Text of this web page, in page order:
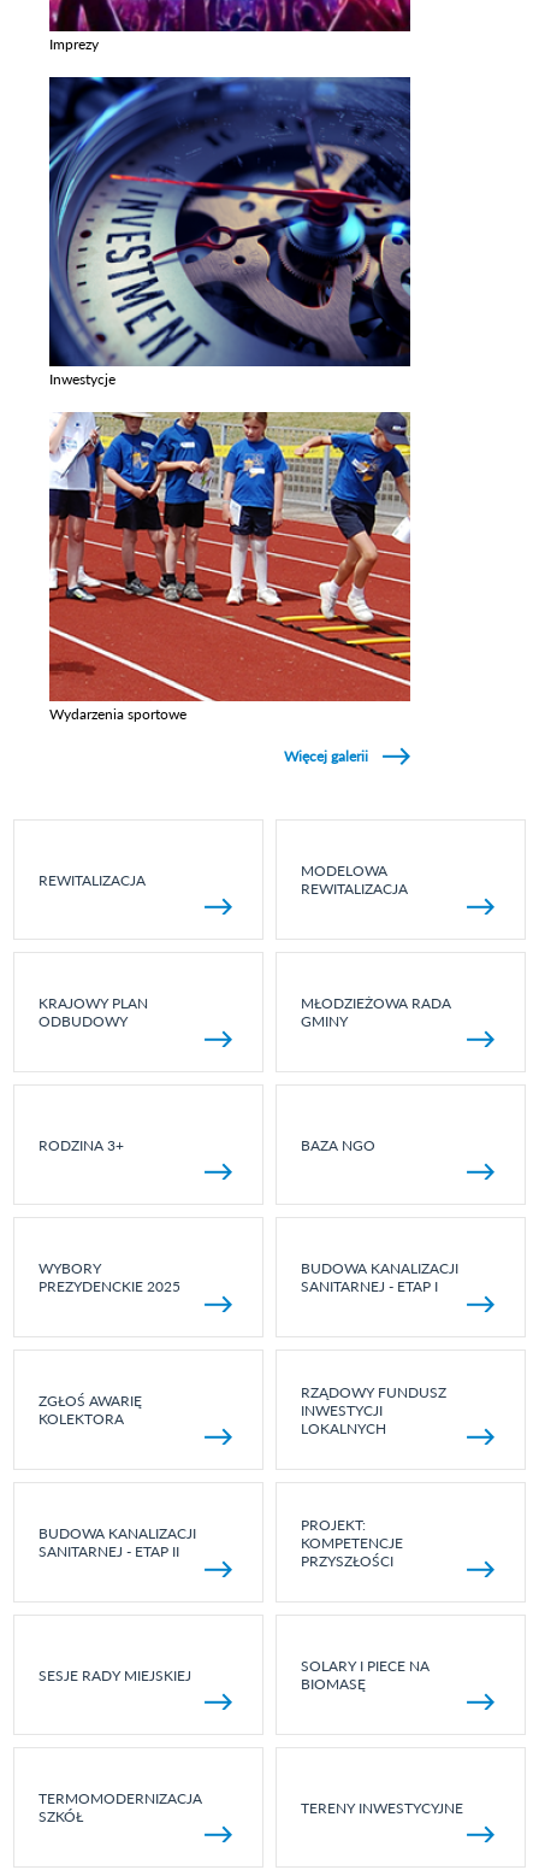
Imprezy
Inwestycje
Wydarzenia sportowe
Więcej galerii
REWITALIZACJA
MODELOWA
REWITALIZACJA
KRAJOWY PLAN
ODBUDOWY
MŁODZIEŻOWA RADA
GMINY
RODZINA 3+ BAZA NGO
WYBORY
PREZYDENCKIE 2025
BUDOWA KANALIZACJI
SANITARNEJ - ETAP I
ZGŁOŚ AWARIĘ
KOLEKTORA
RZĄDOWY FUNDUSZ
INWESTYCJI
LOKALNYCH
BUDOWA KANALIZACJI
SANITARNEJ - ETAP II
PROJEKT:
KOMPETENCJE
PRZYSZŁOŚCI
SESJE RADY MIEJSKIEJ
SOLARY I PIECE NA
BIOMASĘ
TERMOMODERNIZACJA
SZKÓŁ
TERENY INWESTYCYJNE